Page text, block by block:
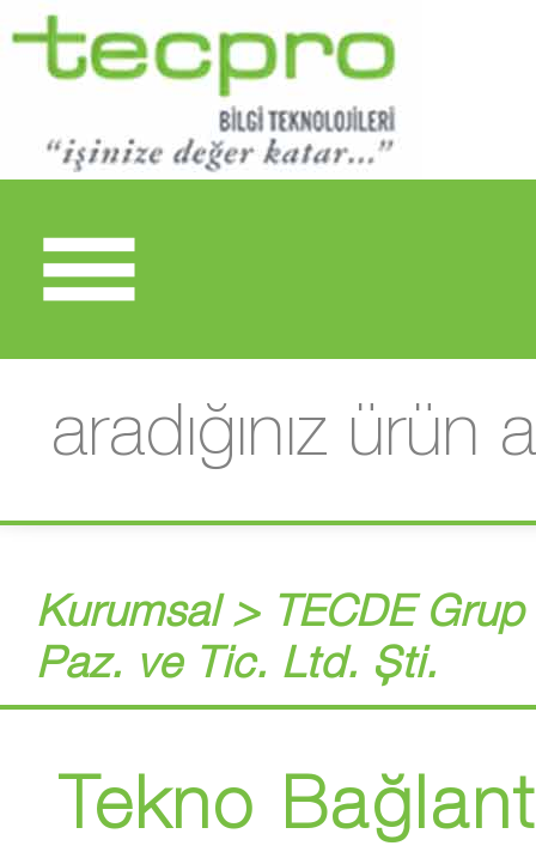
Kurumsal > TECDE
Paz. ve Tic. Ltd. Şti.
Tekno